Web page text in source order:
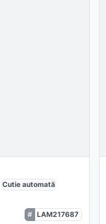
Cutie automată
LAM217687